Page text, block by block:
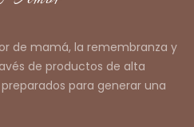
de mamá, la remembranza y
de productos de alta
para generar una